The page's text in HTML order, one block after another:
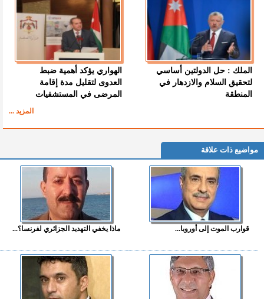
الملك : حل الدولتين أساسي
لتحقيق السلام والازدهار في
المنطقة
الهواري يؤكد أهمية ضبط
العدوى لتقليل مدة إقامة
المرضى في المستشفيات
المزيد ...
مواضيع ذات علاقة
قوارب الموت إلى أوروبا... ماذا يخفي التهديد الجزائري لفرنسا؟...